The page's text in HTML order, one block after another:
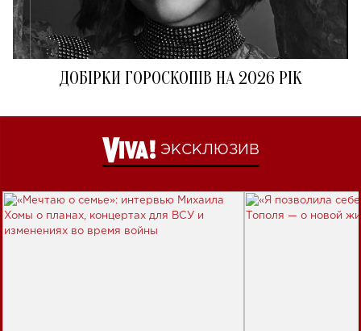
ДОБІРКИ ГОРОСКОПІВ НА 2026 РІК
ЭКСКЛЮЗИВ